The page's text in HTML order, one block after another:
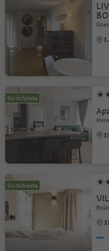
Su richiesta
Su richiesta